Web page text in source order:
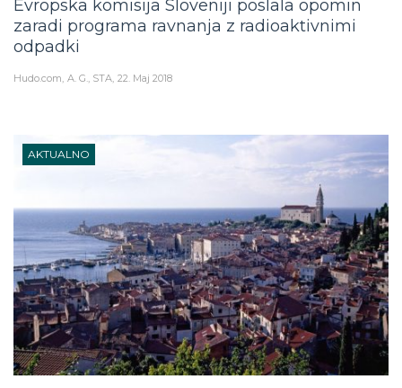
Evropska komisija Sloveniji poslala opomin
zaradi programa ravnanja z radioaktivnimi
odpadki
Hudo.com A. G., STA 22. Maj 2018
AKTUALNO